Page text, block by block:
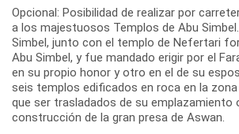
Opcional: Posibilidad de realizar por
a los majestuosos Templos de Abu
Simbel, junto con el templo de Nefertari
Abu Simbel, y fue mandado erigir por el
en su propio honor y otro en el de su
seis templos edificados en roca en la
que ser trasladados de su emplazamiento
construcción de la gran presa de Aswan.